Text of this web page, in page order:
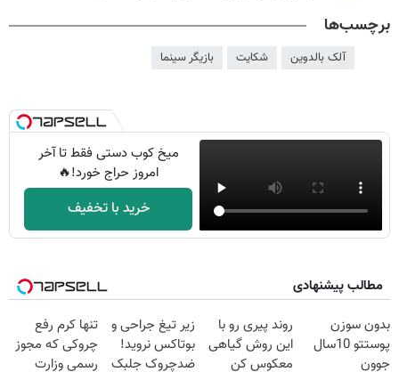
برچسب‌ها
آلک بالدوین شکایت بازیگر سینما
میخ کوب دستی فقط تا آخر
امروز حراج خورد!🔥
خرید با تخفیف
مطالب پیشنهادی
بدون سوزن
پوستتو 10سال
جوون
روند پیری رو با
این روش گیاهی
معکوس کن
زیر تیغ جراحی و
بوتاکس نروید!
ضدچروک جلبک
تنها کرم رفع
چروکی که مجوز
رسمی وزارت